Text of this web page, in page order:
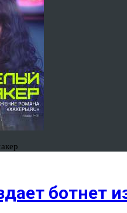
ботнет